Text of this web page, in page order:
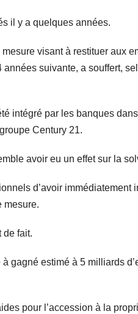
il y a quelques années.
visant à restituer aux
suivante, a souffert,
intégré par les banques
Century 21.
avoir eu un effet sur la
d’avoir immédiatement
mesure.
de fait.
gagné estimé à 5 milliards
pour l’accession à la